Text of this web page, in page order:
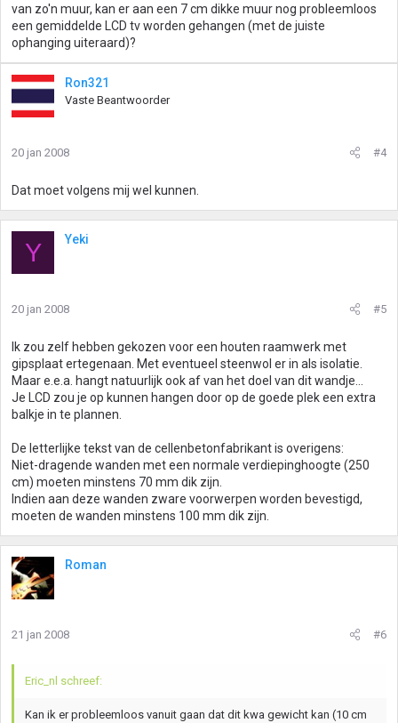
van zo'n muur, kan er aan een 7 cm dikke muur nog probleemloos
een gemiddelde LCD tv worden gehangen (met de juiste
ophanging uiteraard)?
Ron321
Vaste Beantwoorder
20 jan 2008 #4
Dat moet volgens mij wel kunnen.
Y Yeki
20 jan 2008 #5
Ik zou zelf hebben gekozen voor een houten raamwerk met
gipsplaat ertegenaan. Met eventueel steenwol er in als isolatie.
Maar e.e.a. hangt natuurlijk ook af van het doel van dit wandje...
Je LCD zou je op kunnen hangen door op de goede plek een extra
balkje in te plannen.
De letterlijke tekst van de cellenbetonfabrikant is overigens:
Niet-dragende wanden met een normale verdiepinghoogte (250
cm) moeten minstens 70 mm dik zijn.
Indien aan deze wanden zware voorwerpen worden bevestigd,
moeten de wanden minstens 100 mm dik zijn.
Roman
21 jan 2008 #6
Eric_nl schreef:
Kan ik er probleemloos vanuit gaan dat dit kwa gewicht kan (10 cm